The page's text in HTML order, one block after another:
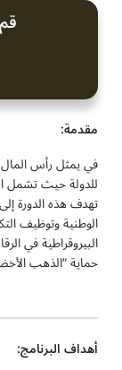
مقدمة:
في يمثل رأس المال
للدولة حيث تشمل
تهدف هذه الدورة
الوطنية وتوظيف
البيروقراطية في
حماية “الذهب
أهداف البرنامج: